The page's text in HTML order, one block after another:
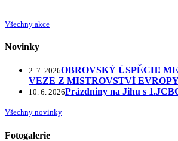
Všechny akce
Novinky
2. 7. 2026OBROVSKÝ ÚSPĚCH!
VEZE Z MISTROVSTVÍ
10. 6. 2026Prázdniny na Jihu s
Všechny novinky
Fotogalerie